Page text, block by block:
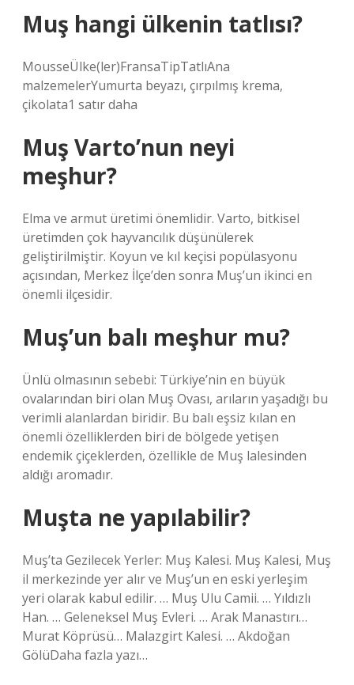
Muş hangi ülkenin tatlısı?
MousseÜlke(ler)FransaTipTatlıAna
malzemelerYumurta beyazı, çırpılmış krema,
çikolata1 satır daha
Muş Varto’nun neyi
meşhur?
Elma ve armut üretimi önemlidir. Varto, bitkisel
üretimden çok hayvancılık düşünülerek
geliştirilmiştir. Koyun ve kıl keçisi popülasyonu
açısından, Merkez İlçe’den sonra Muş’un ikinci en
önemli ilçesidir.
Muş’un balı meşhur mu?
Ünlü olmasının sebebi: Türkiye’nin en büyük
ovalarından biri olan Muş Ovası, arıların yaşadığı bu
verimli alanlardan biridir. Bu balı eşsiz kılan en
önemli özelliklerden biri de bölgede yetişen
endemik çiçeklerden, özellikle de Muş lalesinden
aldığı aromadır.
Muşta ne yapılabilir?
Muş’ta Gezilecek Yerler: Muş Kalesi. Muş Kalesi, Muş
il merkezinde yer alır ve Muş’un en eski yerleşim
yeri olarak kabul edilir. … Muş Ulu Camii. … Yıldızlı
Han. … Geleneksel Muş Evleri. … Arak Manastırı…
Murat Köprüsü… Malazgirt Kalesi. … Akdoğan
GölüDaha fazla yazı…